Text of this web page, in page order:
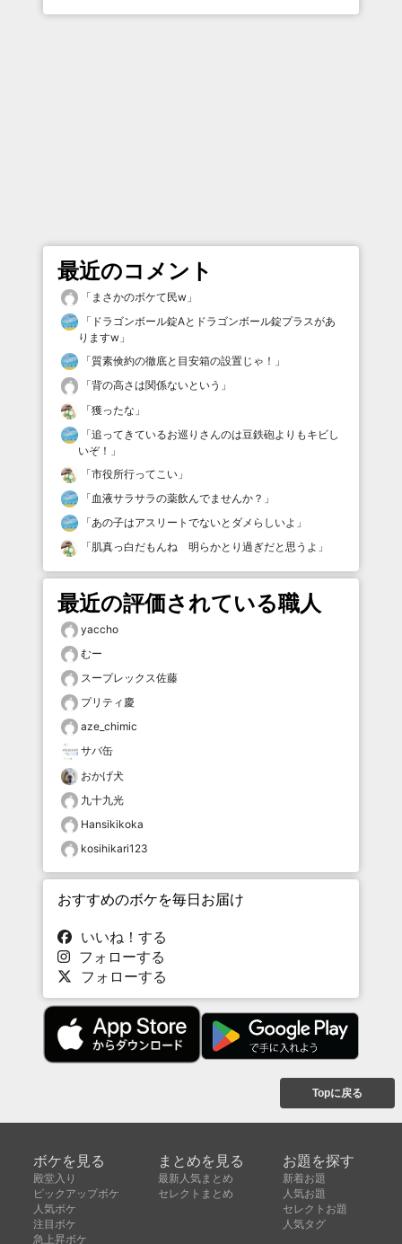
最近のコメント
「 まさかのボケて民w 」
「 ドラゴンボール錠Aとドラゴンボール錠プラスがあ
りますw 」
「質素倹約の徹底と目安箱の設置じゃ！ 」
「背の高さは関係ないという 」
「獲ったな 」
「追ってきているお巡りさんのは豆鉄砲よりもキビし
いぞ！ 」
「市役所行ってこい 」
「血液サラサラの薬飲んでませんか？ 」
「あの子はアスリートでないとダメらしいよ 」
「肌真っ白だもんね 明らかとり過ぎだと思うよ 」
最近の評価されている職人
yaccho
むー
スープレックス佐藤
プリティ慶
aze_chimic
サバ缶
おかげ犬
九十九光
Hansikikoka
kosihikari123
おすすめのボケを毎日お届け
いいね！する
フォローする
フォローする
Topに戻る
ボケを見る
殿堂入り
ピックアップボケ
人気ボケ
注目ボケ
急上昇ボケ
まとめを見る
最新人気まとめ
セレクトまとめ
お題を探す
新着お題
人気お題
セレクトお題
人気タグ